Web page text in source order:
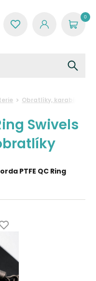
0
Obratlíky, karabinky,
Swivels
PTFE QC Ring